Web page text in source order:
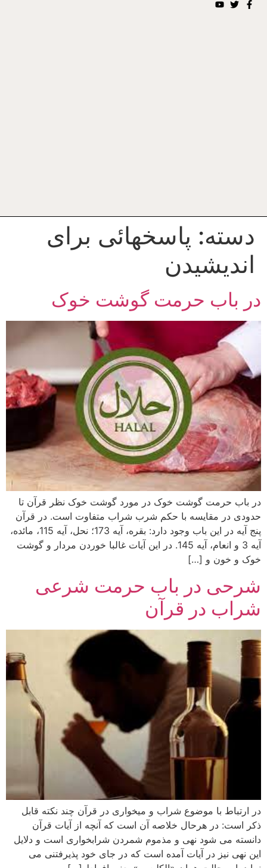
دسته: پاسخهائى براى
انديشيدن
در باب حرمت گوشت خوک
در باب حرمت گوشت خوک در مورد گوشت خوک نظر قرآن تا
حدودی در مقایسه با حکم شرب شراب متفاوت است. در قرآن
پنج آیه در این باب وجود دارد: بقره، آیه 173؛ نحل، آیه 115، مائده،
آیه 3 و انعام، آیه 145. در این آیات غالبا خوردن مردار و گوشت
خوک و خون و […]
شرحی در باب حرمت شرعی
شراب در قرآن
در ارتباط با موضوع شراب و میخواری در قرآن چند نکته قابل
ذکر است: در هرحال خلاصه آن است که آنچه از آیات قرآن
دانسته می شود نهی و مذموم شمردن شرابخواری است و دلایل
این نهی نیز در آیات آمده است که در جای خود پذیرفتنی می